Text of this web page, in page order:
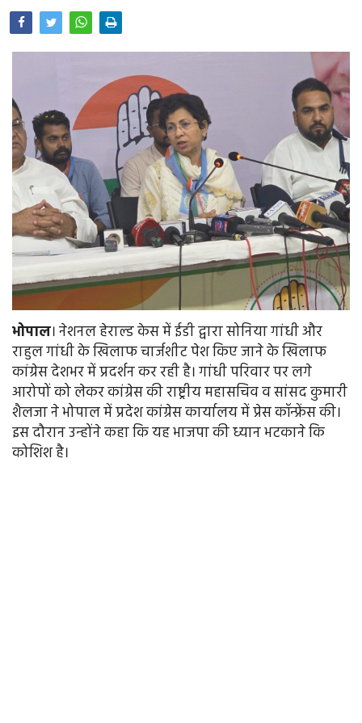
Home
भोपाल। नेशनल हेराल्ड केस में ईडी द्वारा सोनिया गांधी और
राहुल गांधी के खिलाफ चार्जशीट पेश किए जाने के खिलाफ
कांग्रेस देशभर में प्रदर्शन कर रही है। गांधी परिवार पर लगे
आरोपों को लेकर कांग्रेस की राष्ट्रीय महासचिव व सांसद कुमारी
शैलजा ने भोपाल में प्रदेश कांग्रेस कार्यालय में प्रेस कॉन्फ्रेंस की।
इस दौरान उन्होंने कहा कि यह भाजपा की ध्यान भटकाने कि
कोशिश है।